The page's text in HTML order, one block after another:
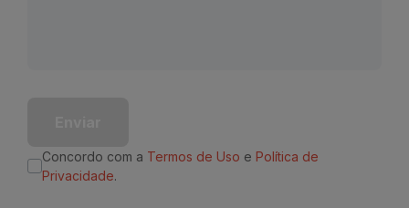
Concordo com a Termos de Uso e Política de
Privacidade.